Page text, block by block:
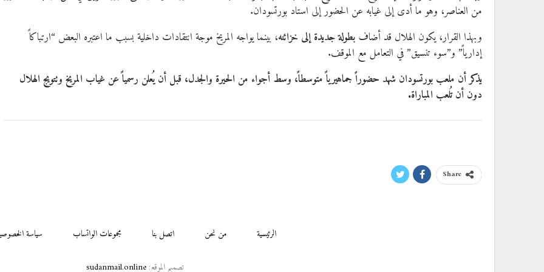
من العناصر، وهو ما أدى إلى غيابه عن الحضور إلى استاد بورتسودان.
وبهذا القرار، يكون الهلال قد أضاف بطولة جديدة إلى خزائنه، بينما يواجه المريخ موجة انتقادات داخلية بسبب ما اعتبره البعض “ارتباكاً
إدارياً” و”سوء تنسيق” في التعامل مع الموقف.
يذكر أن ملعب بورتسودان شهد حضوراً جماهيرياً متوسطاً، وسط أجواء من الحيرة والجدل، قبل أن يُعلن رسمياً عن غياب المريخ وتتويج الهلال
دون أن تُلعب المباراة.
Share
الرئيسية من نحن اتصل بنا مجموعات الواتساب سياسة
تصميم الموقع:sudanmail.online